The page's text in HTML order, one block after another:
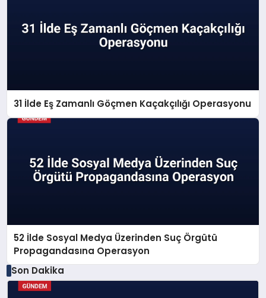
31 İlde Eş Zamanlı Göçmen Kaçakçılığı Operasyonu
52 İlde Sosyal Medya Üzerinden Suç Örgütü
Propagandasına Operasyon
Son Dakika